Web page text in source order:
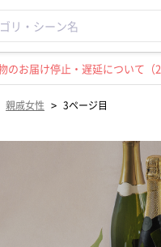
のお届け停止・遅延について（
親戚女性 > 3ページ目